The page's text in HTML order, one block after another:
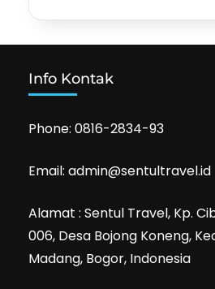
Info Kontak
Phone: 0816-2834-93
Email: admin@sentultravel.id
Alamat : Sentul Travel, Kp.
006, Desa Bojong Koneng,
Madang, Bogor, Indonesia